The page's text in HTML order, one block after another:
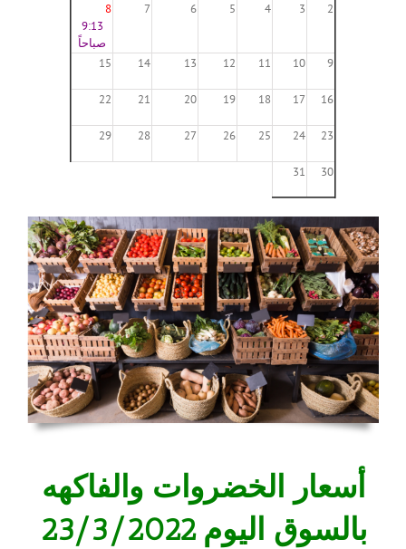
2
3
4
5
6
7
8
9:13
صباحاً
9
10
11
12
13
14
15
16
17
18
19
20
21
22
23
24
25
26
27
28
29
30
31
أسعار الخضروات والفاكهه
بالسوق اليوم 23/3/2022